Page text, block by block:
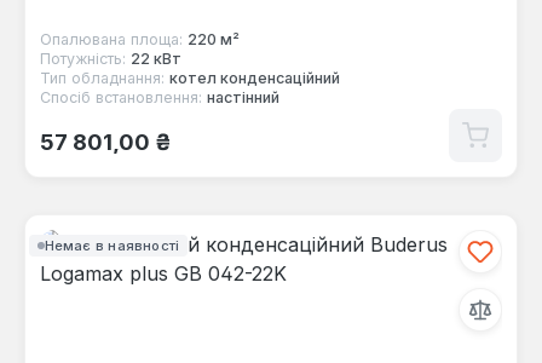
Опалювана площа: 220 м²
Потужність: 22 кВт
Тип обладнання: котел конденсаційний
Спосіб встановлення: настінний
Звичайна ціна:
57 801,00 ₴
Немає в наявності